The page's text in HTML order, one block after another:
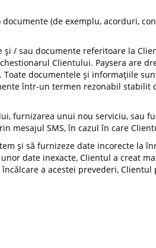
(de exemplu, acorduri,
/ sau documente referitoare la
Clientului. Paysera are
documentele și informațiile
într-un termen rezonabil stabilit
furnizarea unui nou serviciu, sau
mesajul SMS, în cazul în care
și să furnizeze date incorecte la
date inexacte, Clientul a creat
a acestei prevederi,